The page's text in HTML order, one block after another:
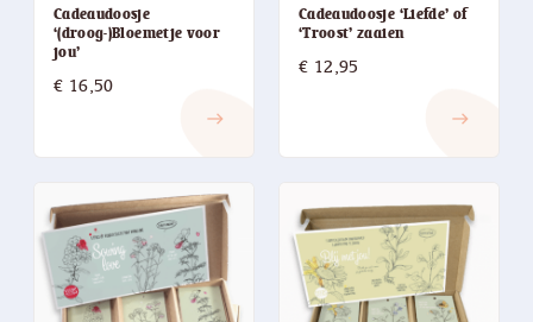
Cadeaudoosje
‘(droog-)Bloemetje voor
jou’
€ 16,50
east
Cadeaudoosje ‘Liefde’ of
‘Troost’ zaaien
€ 12,95
east